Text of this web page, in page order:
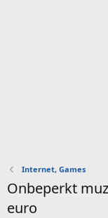
Internet, Games
Onbeperkt
euro